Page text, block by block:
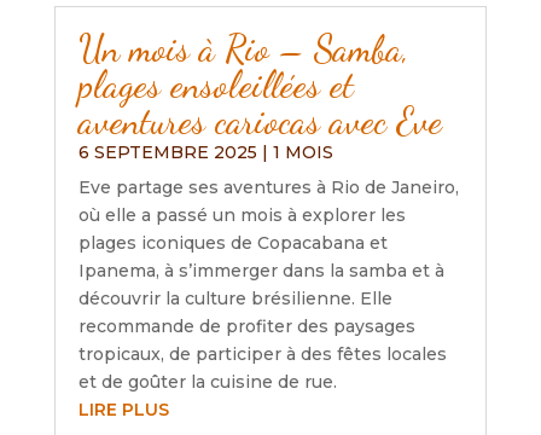
Un mois à Rio – Samba,
plages ensoleillées et
aventures cariocas avec Eve
6 SEPTEMBRE 2025 | 1 MOIS
Eve partage ses aventures à Rio de Janeiro,
où elle a passé un mois à explorer les
plages iconiques de Copacabana et
Ipanema, à s’immerger dans la samba et à
découvrir la culture brésilienne. Elle
recommande de profiter des paysages
tropicaux, de participer à des fêtes locales
et de goûter la cuisine de rue.
LIRE PLUS